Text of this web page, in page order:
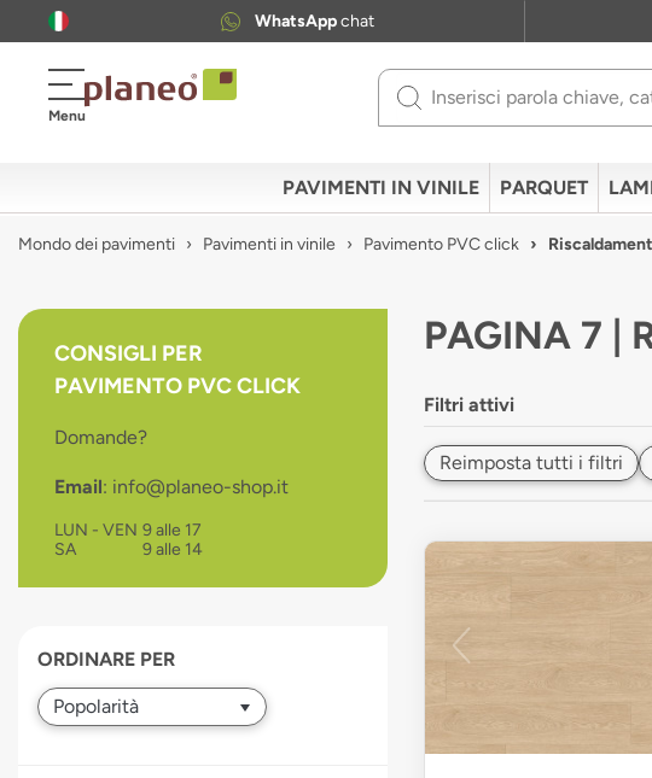
WhatsAppchat
Menu
Use
down
arrows
Press
selected
search
Touch
PAVIMENTI IN VINILE PARQUET
Mondo dei pavimenti Pavimenti in vinile Pavimento PVC click
CONSIGLI PER
PAVIMENTO PVC CLICK
Domande?
Email: info@planeo-shop.it
LUN - VEN 9 alle 17
SA
9 alle 14
ORDINARE PER
PAGINA 7 |
Filtri attivi
Reimposta tutti i filtri